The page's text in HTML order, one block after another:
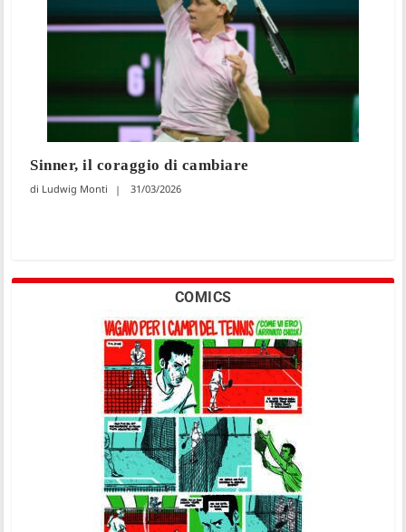
Sinner, il coraggio di cambiare
Ludwig Monti 31/03/2026
COMICS